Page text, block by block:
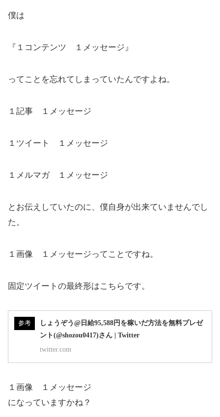
僕は
『１コンテンツ １メッセージ』
ってことを忘れてしまっていたんですよね。
１記事 １メッセージ
１ツイート １メッセージ
１メルマガ １メッセージ
とお伝えしていたのに、僕自身が出来ていませんでし
た。
１画像 １メッセージってことですね。
固定ツイートの最終形はこちらです。
参考
しょうぞう@日給95,588円を稼いだ方法を無料プレゼ
ント(@shozou0417)さん | Twitter
twitter.com
１画像 １メッセージ
になっていますかね？